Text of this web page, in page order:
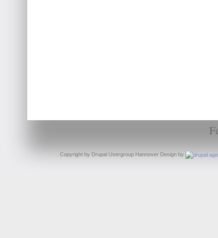
Copyright by Drupal Usergroup Hannover Design by